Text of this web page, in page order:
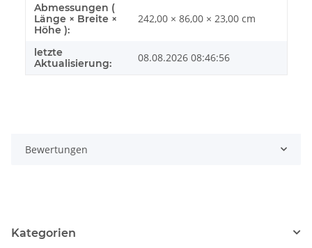
Abmessungen (
Länge × Breite ×
Höhe ):
242,00 × 86,00 × 23,00 cm
letzte
Aktualisierung:
08.08.2026 08:46:56
Bewertungen
Kategorien